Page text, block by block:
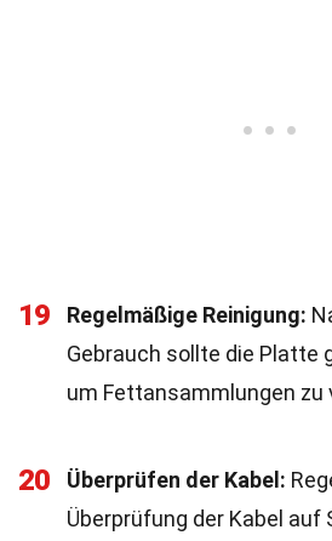
19 Regelmäßige Reinigung:
Gebrauch sollte die Platte
um Fettansammlungen zu
20 Überprüfen der Kabel:
Überprüfung der Kabel auf